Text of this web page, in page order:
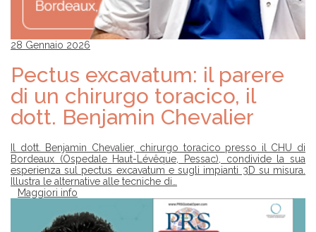
28 Gennaio 2026
Pectus excavatum: il parere
di un chirurgo toracico, il
dott. Benjamin Chevalier
Il dott. Benjamin Chevalier, chirurgo toracico presso il CHU di
Bordeaux (Ospedale Haut-Lévêque, Pessac), condivide la sua
esperienza sul pectus excavatum e sugli impianti 3D su misura.
Illustra le alternative alle tecniche di…
Maggiori info